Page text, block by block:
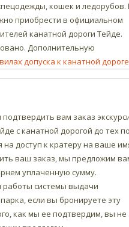
кошек и ледорубов.
приобрести в официальном
канатной дороги Тейде.
Дополнительную
допуска к канатной дороге
вам заказ
с канатной дорогой до тех
доступ к кратеру на ваше
ваш заказ, мы предложим
уплаченную сумму.
работы системы выдачи
если вы бронируете эту
как мы ее подтвердим, вы не